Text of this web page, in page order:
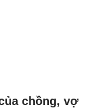
chồng, vợ